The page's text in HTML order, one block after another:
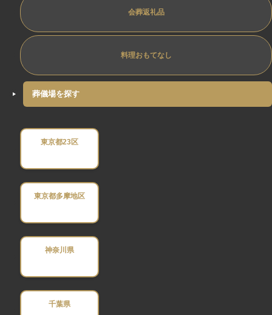
会葬返礼品
料理おもてなし
葬儀場を探す
東京都23区
東京都多摩地区
神奈川県
千葉県